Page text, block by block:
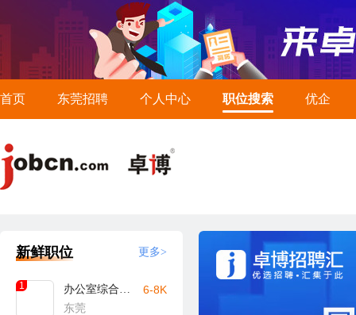
首页 东莞招聘 个人中心 职位搜索 优企
新鲜职位 更多>
1
办公室综合文员
东莞
6-8K